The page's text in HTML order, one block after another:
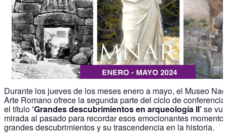
Durante los jueves de los meses enero a mayo, el Museo
Arte Romano ofrece la segunda parte del ciclo de
el título ‘Grandes descubrimientos en arqueología II’se
mirada al pasado para recordar esos emocionantes
grandes descubrimientos y su trascendencia en la historia.